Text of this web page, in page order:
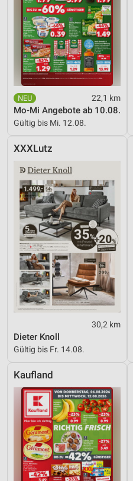
22,1 km
Mo-Mi Angebote ab 10.08.
Gültig bis Mi. 12.08.
XXXLutz
30,2 km
Dieter Knoll
Gültig bis Fr. 14.08.
Kaufland